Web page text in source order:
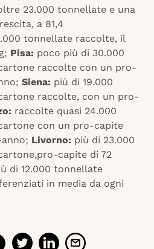
23.000 tonnellate e una
a 81,4
tonnellate raccolte, il
Pisa: poco più di 30.000
raccolte con un pro-
Siena: più di 19.000
raccolte, con un pro-
raccolte quasi 24.000
con un pro-capite
Livorno: più di 23.000
capite di 72
di 12.000 tonnellate
in media da ogni